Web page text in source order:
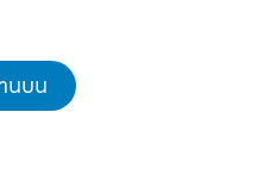
นบน